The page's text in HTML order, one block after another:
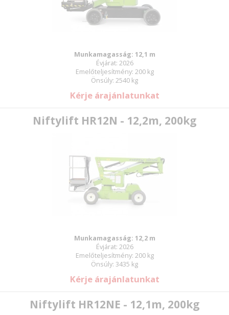
Munkamagasság: 12,1 m
Évjárat: 2026
Emelőteljesítmény: 200 kg
Önsúly: 2540 kg
Kérje árajánlatunkat
Niftylift HR12N - 12,2m, 200kg
Munkamagasság: 12,2 m
Évjárat: 2026
Emelőteljesítmény: 200 kg
Önsúly: 3435 kg
Kérje árajánlatunkat
Niftylift HR12NE - 12,1m, 200kg